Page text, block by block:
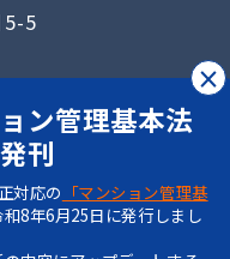
5-5
ョン管理基本法
刊
対応の 「マンション管理基
和8年6月25日に発行しまし
×